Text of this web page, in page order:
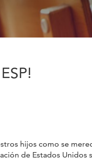
hijos como se
de Estados